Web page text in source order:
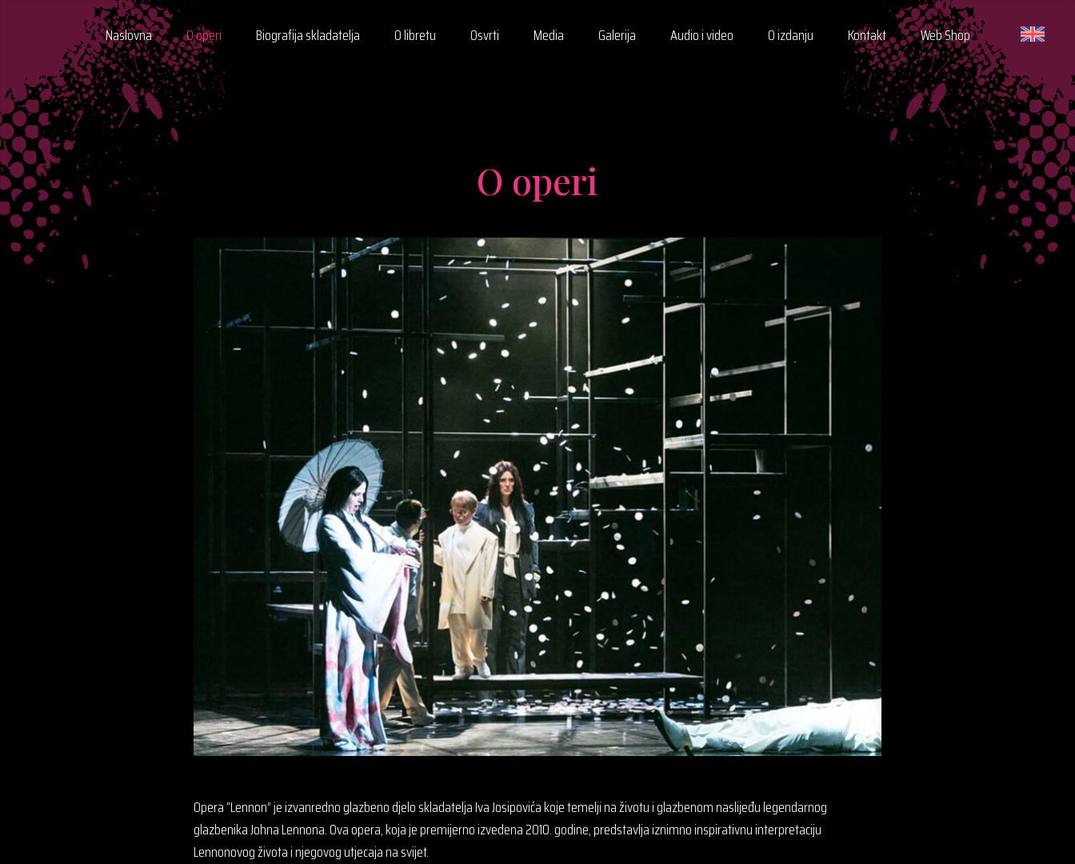
Naslovna O operi Biografija skladatelja O libretu Osvrti Media Galerija Audio i video O izdanju Kontakt Web Shop
O operi
Opera “Lennon” je izvanredno glazbeno djelo skladatelja Iva Josipovića koje temelji na životu i glazbenom naslijeđu legendarnog
glazbenika Johna Lennona. Ova opera, koja je premijerno izvedena 2010. godine, predstavlja iznimno inspirativnu interpretaciju
Lennonovog života i njegovog utjecaja na svijet.